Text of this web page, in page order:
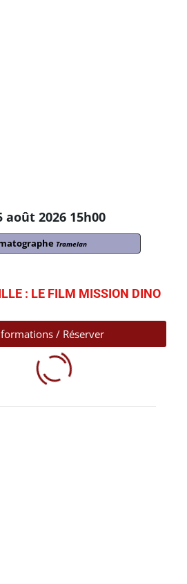
août 2026 15h00
Tramelan
: LE FILM MISSION DINO
/ Réserver